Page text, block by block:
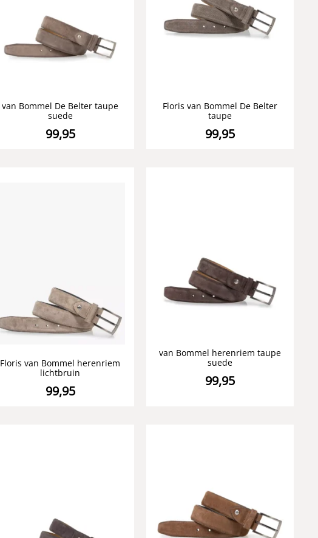
van Bommel De Belter taupe
suede
99,95
Floris van Bommel De Belter
taupe
99,95
Floris van Bommel herenriem
lichtbruin
99,95
van Bommel herenriem taupe
suede
99,95